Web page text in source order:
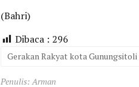
(Bahri)
Dibaca : 296
Gerakan Rakyat kota Gunungsitoli
Penulis: Arman